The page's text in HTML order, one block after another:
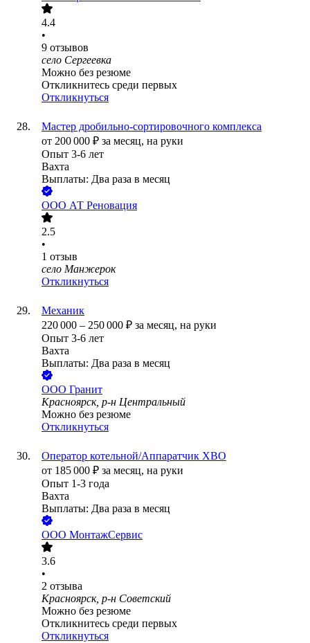
4.4
•
9 отзывов
село Сергеевка
Можно без резюме
Откликнитесь среди первых
Откликнуться
Мастер дробильно-сортировочного комплекса
от 200 000 ₽ за месяц, на руки
Опыт 3-6 лет
Вахта
Выплаты: Два раза в месяц
ООО АТ Реновация
2.5
•
1 отзыв
село Манжерок
Откликнуться
Механик
220 000 – 250 000 ₽ за месяц, на руки
Опыт 3-6 лет
Вахта
Выплаты: Два раза в месяц
ООО Гранит
Красноярск, р-н Центральный
Можно без резюме
Откликнуться
Оператор котельной/Аппаратчик ХВО
от 185 000 ₽ за месяц, на руки
Опыт 1-3 года
Вахта
Выплаты: Два раза в месяц
ООО МонтажСервис
3.6
•
2 отзыва
Красноярск, р-н Советский
Можно без резюме
Откликнитесь среди первых
Откликнуться